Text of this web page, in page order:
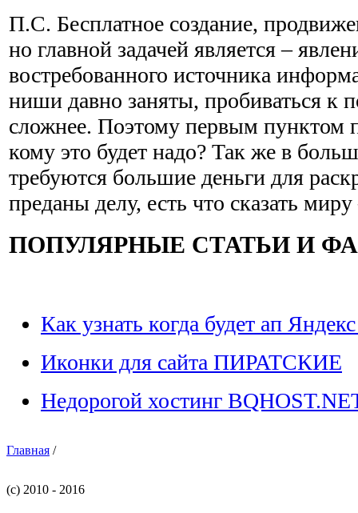
П.С. Бесплатное создание,
но главной задачей является –
востребованного источника
ниши давно заняты, пробиваться к
сложнее. Поэтому первым пунктом
кому это будет надо? Так же в
требуются большие деньги для
преданы делу, есть что сказать
ПОПУЛЯРНЫЕ СТАТЬИ И
Как узнать когда будет ап
Иконки для сайта ПИРАТСКИЕ
Недорогой хостинг
Главная /
(c) 2010 - 2016